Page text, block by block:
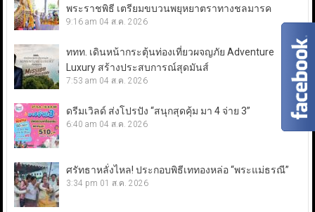
พระราชพิธี เตรียมขบวนพยุหยาตราทางชลมารค
9:16 am 04 ส.ค. 2026
ททท. เดินหน้ากระตุ้นท่องเที่ยวผจญภัย Adventure
Luxury สร้างประสบการณ์สุดมันส์
7:53 am 04 ส.ค. 2026
ดรีมเวิลด์ ส่งโปรปัง “สนุกสุดคุ้ม มา 4 จ่าย 3”
6:40 am 04 ส.ค. 2026
ศรัทธาหลั่งไหล! ประกอบพิธีเททองหล่อ “พระแม่ธรณี”
3:34 pm 01 ส.ค. 2026